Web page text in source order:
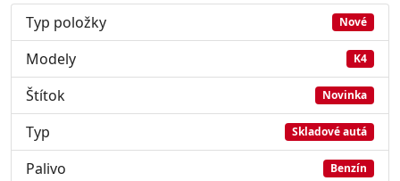
Typ položky Nové
Modely K4
Štítok Novinka
Typ Skladové autá
Palivo Benzín